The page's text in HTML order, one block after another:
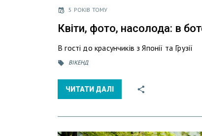
5 РОКІВ ТОМУ
Квіти, фото, насолода: в
В гості до красунчиків з Японії та Грузії
ВІКЕНД
ЧИТАТИ ДАЛІ